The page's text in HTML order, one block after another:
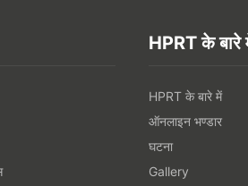
HPRT के बारे
HPRT के बारे में
ऑनलाइन भण्डार
घटना
Gallery